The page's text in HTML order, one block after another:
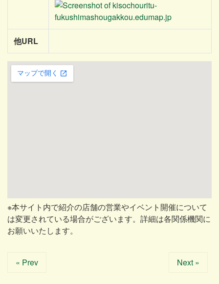
他URL
※本サイト内で紹介の店舗の営業やイベント開催について
は変更されている場合がございます。詳細は各関係機関に
お願いいたします。
« Prev Next »